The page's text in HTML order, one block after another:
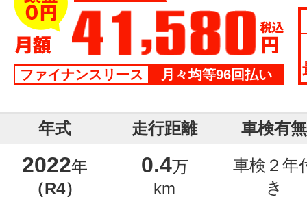
ファイナンスリース 月々均等96回払い
年式 走行距離 車検有無
2022年
（R4）
0.4万
km
車検２年
き